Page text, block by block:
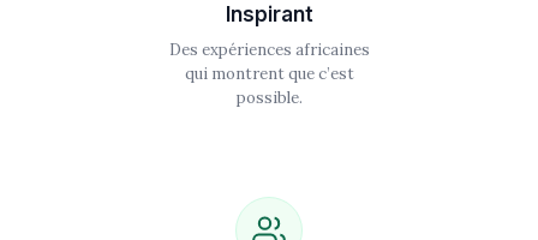
Inspirant
Des expériences africaines
qui montrent que c’est
possible.